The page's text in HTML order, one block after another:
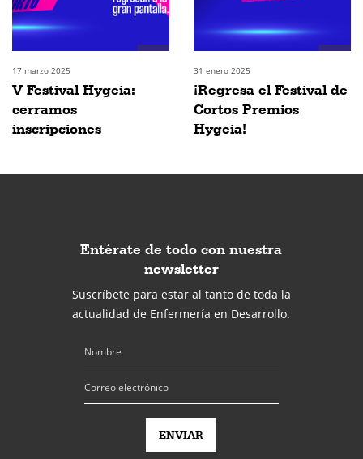
17 marzo 2025
V Festival Hygeia:
cerramos
inscripciones
31 enero 2025
¡Regresa el Festival de
Cortos Premios
Hygeia!
Entérate de todo con nuestra
newsletter
Suscríbete para estar al tanto de toda la
actualidad de Enfermería en Desarrollo.